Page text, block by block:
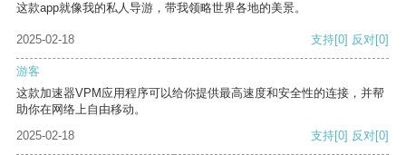
这款app就像我的私人导游，带我领略世界各地的美景。
2025-02-18 支持[0] 反对[0]
游客
这款加速器VPM应用程序可以给你提供最高速度和安全性的连接，并帮
助你在网络上自由移动。
2025-02-18
支持[0] 反对[0]